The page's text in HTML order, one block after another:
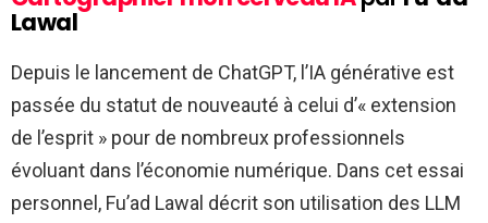
Lawal
Depuis le lancement de ChatGPT, l’IA générative est
passée du statut de nouveauté à celui d’« extension
de l’esprit » pour de nombreux professionnels
évoluant dans l’économie numérique. Dans cet essai
personnel, Fu’ad Lawal décrit son utilisation des LLM